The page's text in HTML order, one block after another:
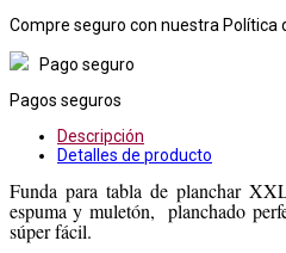
Compre seguro con nuestra Política
Pago seguro
Pagos seguros
Descripción
Detalles de producto
Funda para tabla de planchar
espuma y muletón, planchado
súper fácil.